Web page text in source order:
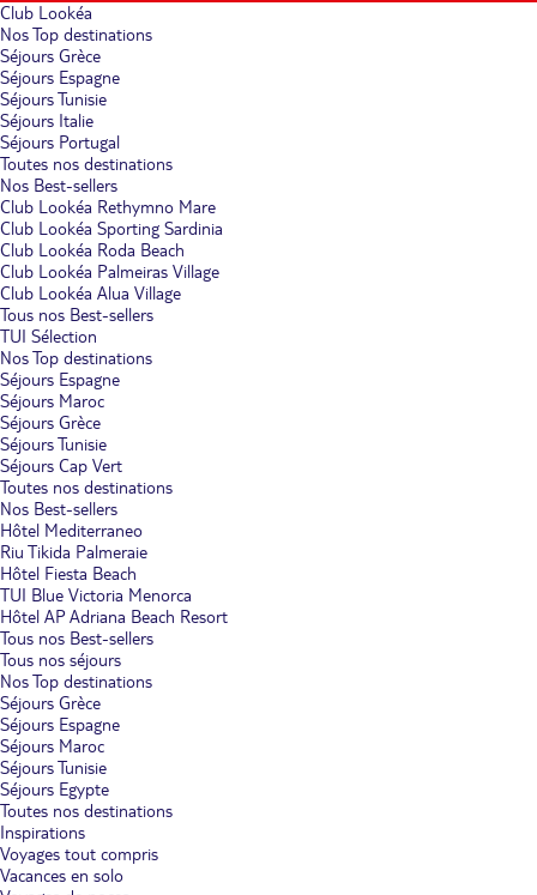
Club Lookéa
Nos Top destinations
Séjours Grèce
Séjours Espagne
Séjours Tunisie
Séjours Italie
Séjours Portugal
Toutes nos destinations
Nos Best-sellers
Club Lookéa Rethymno Mare
Club Lookéa Sporting Sardinia
Club Lookéa Roda Beach
Club Lookéa Palmeiras Village
Club Lookéa Alua Village
Tous nos Best-sellers
TUI Sélection
Nos Top destinations
Séjours Espagne
Séjours Maroc
Séjours Grèce
Séjours Tunisie
Séjours Cap Vert
Toutes nos destinations
Nos Best-sellers
Hôtel Mediterraneo
Riu Tikida Palmeraie
Hôtel Fiesta Beach
TUI Blue Victoria Menorca
Hôtel AP Adriana Beach Resort
Tous nos Best-sellers
Tous nos séjours
Nos Top destinations
Séjours Grèce
Séjours Espagne
Séjours Maroc
Séjours Tunisie
Séjours Egypte
Toutes nos destinations
Inspirations
Voyages tout compris
Vacances en solo